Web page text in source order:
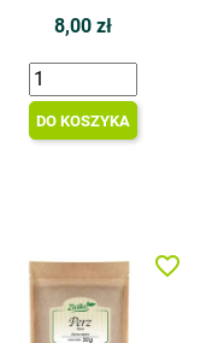
8,00 zł
DO KOSZYKA
favorite_border